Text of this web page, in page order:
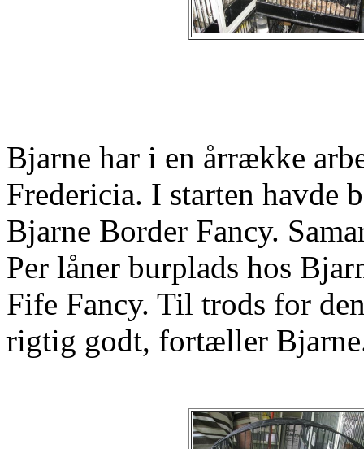
Bjarne har i en årrække
Fredericia. I starten havde
Bjarne Border Fancy.
Per låner burplads hos
Fife Fancy. Til trods for
rigtig godt, fortæller